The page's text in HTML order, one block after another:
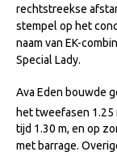
NRPS
Late
ABOP
rechtstreekse
stempel op het
naam van EK-
Special Lady.
Ava Eden bouwde
het tweefasen 1.25
tijd 1.30 m, en op
met barrage.